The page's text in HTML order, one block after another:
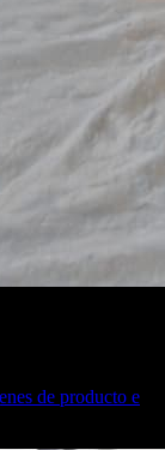
de producto e